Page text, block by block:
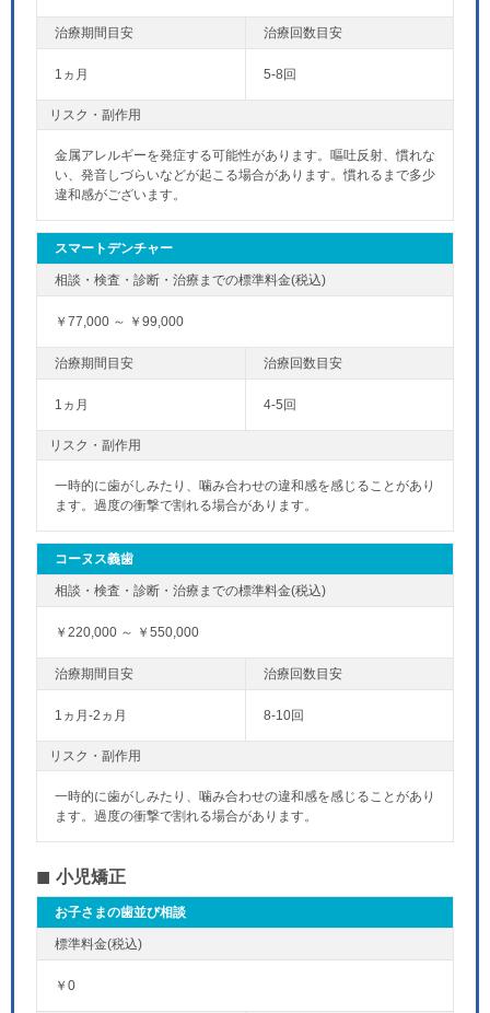
1ヵ月 5-8回
リスク・副作用
金属アレルギーを発症する可能性があります。嘔吐反射、慣れな
い、発音しづらいなどが起こる場合があります。慣れるまで多少
違和感がございます。
スマートデンチャー
￥77,000 ～ ￥99,000
1ヵ月 4-5回
リスク・副作用
一時的に歯がしみたり、噛み合わせの違和感を感じることがあり
ます。過度の衝撃で割れる場合があります。
コーヌス義歯
￥220,000 ～ ￥550,000
1ヵ月-2ヵ月 8-10回
リスク・副作用
一時的に歯がしみたり、噛み合わせの違和感を感じることがあり
ます。過度の衝撃で割れる場合があります。
小児矯正
お子さまの歯並び相談
￥0